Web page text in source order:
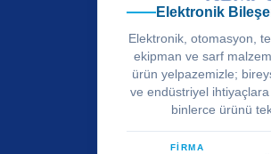
Elektronik
Elektronik, otomasyon,
ekipman ve sarf
ürün yelpazemizle;
ve endüstriyel
binlerce ürünü
FİRMA